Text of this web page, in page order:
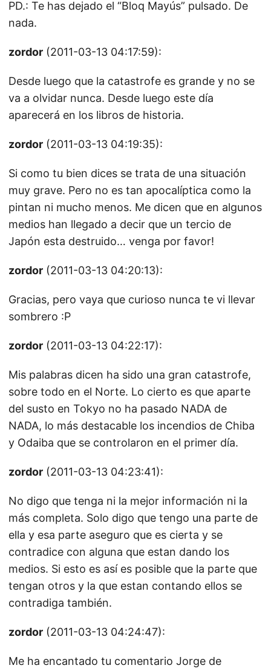
PD.: Te has dejado el “Bloq Mayús” pulsado. De
nada.
zordor (2011-03-13 04:17:59):
Desde luego que la catastrofe es grande y no se
va a olvidar nunca. Desde luego este día
aparecerá en los libros de historia.
zordor (2011-03-13 04:19:35):
Si como tu bien dices se trata de una situación
muy grave. Pero no es tan apocalíptica como la
pintan ni mucho menos. Me dicen que en algunos
medios han llegado a decir que un tercio de
Japón esta destruido… venga por favor!
zordor (2011-03-13 04:20:13):
Gracias, pero vaya que curioso nunca te vi llevar
sombrero :P
zordor (2011-03-13 04:22:17):
Mis palabras dicen ha sido una gran catastrofe,
sobre todo en el Norte. Lo cierto es que aparte
del susto en Tokyo no ha pasado NADA de
NADA, lo más destacable los incendios de Chiba
y Odaiba que se controlaron en el primer día.
zordor (2011-03-13 04:23:41):
No digo que tenga ni la mejor información ni la
más completa. Solo digo que tengo una parte de
ella y esa parte aseguro que es cierta y se
contradice con alguna que estan dando los
medios. Si esto es así es posible que la parte que
tengan otros y la que estan contando ellos se
contradiga también.
zordor (2011-03-13 04:24:47):
Me ha encantado tu comentario Jorge de